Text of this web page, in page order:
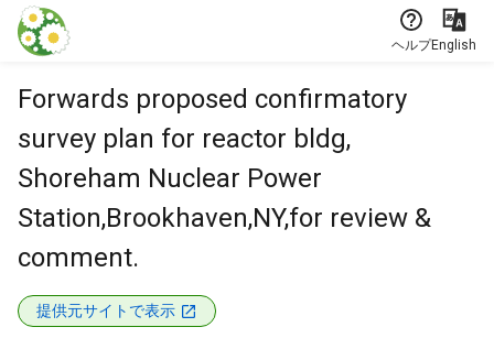
本文に飛ぶ
ヘルプEnglish
Forwards proposed confirmatory
survey plan for reactor bldg,
Shoreham Nuclear Power
Station,Brookhaven,NY,for review &
comment.
提供元サイトで表示